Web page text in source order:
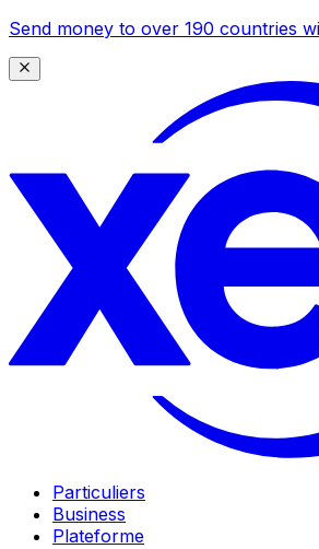
Send money to over 190 countries
Particuliers
Business
Plateforme